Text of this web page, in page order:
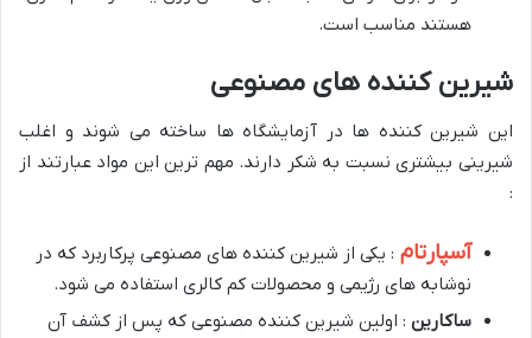
هستند مناسب است.
شیرین کننده های مصنوعی
این شیرین کننده ها در آزمایشگاه ها ساخته می شوند و اغلب
شیرینی بیشتری نسبت به شکر دارند. مهم ترین این مواد عبارتند از
:
آسپارتام : یکی از شیرین کننده های مصنوعی پرکاربرد که در
نوشابه های رژیمی و محصولات کم کالری استفاده می شود.
ساکارین : اولین شیرین کننده مصنوعی که پس از کشف آن